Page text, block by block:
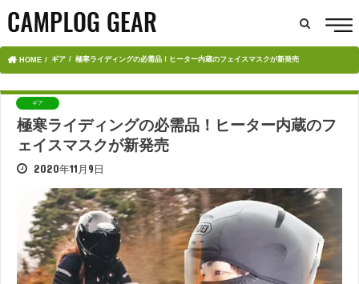
HOME ギア 極寒ライディングの必需品！ヒーター内蔵のフェイスマスクが新発売
ギア
極寒ライディングの必需品！ヒーター内蔵のフ
ェイスマスクが新発売
2020年11月9日